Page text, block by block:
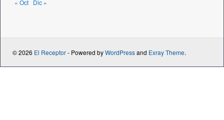
« Oct Dic »
© 2026 El Receptor- Powered byWordPressand Exray Theme.